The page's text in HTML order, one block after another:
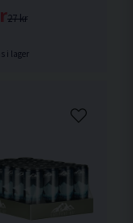
27 kr
i lager